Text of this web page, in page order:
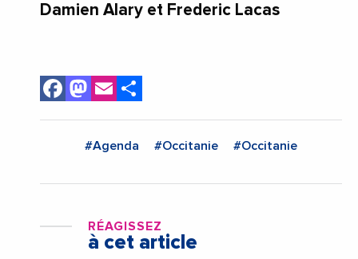
Damien Alary et Frederic Lacas
Facebook
Mastodon
Email
#Agenda #Occitanie #Occitanie
RÉAGISSEZ
à cet article